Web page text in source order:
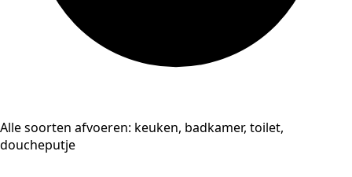
Alle soorten afvoeren: keuken, badkamer, toilet,
doucheputje